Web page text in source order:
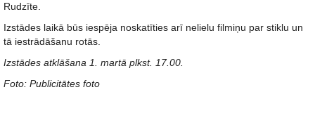
Rudzīte.
Izstādes laikā būs iespēja noskatīties arī nelielu filmiņu par stiklu un
tā iestrādāšanu rotās.
Izstādes atklāšana 1. martā plkst. 17.00.
Foto: Publicitātes foto